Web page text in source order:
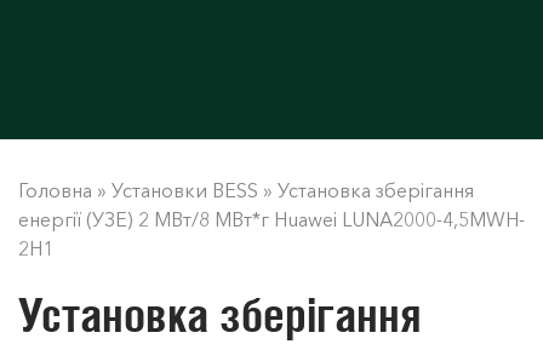
Головна » Установки BESS » Установка зберігання
енергії (УЗЕ) 2 МВт/8 МВт*г Huawei LUNA2000-4,5MWH-
2H1
Установка зберігання